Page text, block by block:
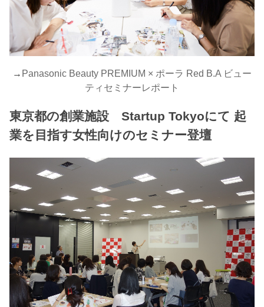
→ Panasonic Beauty PREMIUM × ポーラ Red B.A ビュー
ティセミナーレポート
東京都の創業施設 Startup Tokyoにて 起
業を目指す女性向けのセミナー登壇